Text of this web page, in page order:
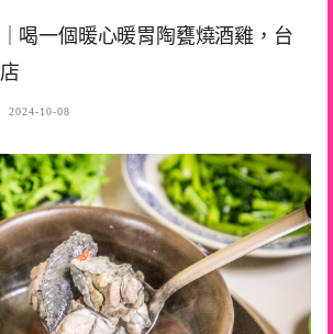
喝一個暖心暖胃陶甕燒酒雞，台
2024-10-08